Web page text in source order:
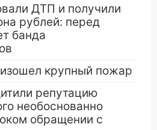
ДТП и получили
рублей: перед
банда
крупный пожар
репутацию
необоснованно
обращении с